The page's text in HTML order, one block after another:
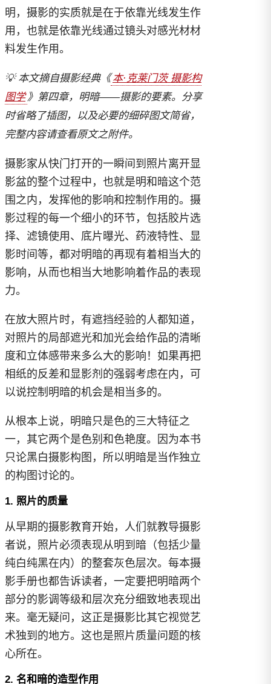
明，摄影的实质就是在于依靠光线发生作
用，也就是依靠光线通过镜头对感光材材
料发生作用。
💡 本文摘自摄影经典《 本·克莱门茨 摄影构
图学 》第四章，明暗——摄影的要素。分享
时省略了插图，以及必要的细碎图文简省，
完整内容请查看原文之附件。
摄影家从快门打开的一瞬间到照片离开显
影盆的整个过程中，也就是明和暗这个范
围之内，发挥他的影响和控制作用的。摄
影过程的每一个细小的环节，包括胶片选
择、滤镜使用、底片曝光、药液特性、显
影时间等，都对明暗的再现有着相当大的
影响，从而也相当大地影响着作品的表现
力。
在放大照片时，有遮挡经验的人都知道，
对照片的局部遮光和加光会给作品的清晰
度和立体感带来多么大的影响！如果再把
相纸的反差和显影剂的强弱考虑在内，可
以说控制明暗的机会是相当多的。
从根本上说，明暗只是色的三大特征之
一，其它两个是色别和色艳度。因为本书
只论黑白摄影构图，所以明暗是当作独立
的构图讨论的。
1. 照片的质量
从早期的摄影教育开始，人们就教导摄影
者说，照片必须表现从明到暗（包括少量
纯白纯黑在内）的整套灰色层次。每本摄
影手册也都告诉读者，一定要把明暗两个
部分的影调等级和层次充分细致地表现出
来。毫无疑问，这正是摄影比其它视觉艺
术独到的地方。这也是照片质量问题的核
心所在。
2. 名和暗的造型作用